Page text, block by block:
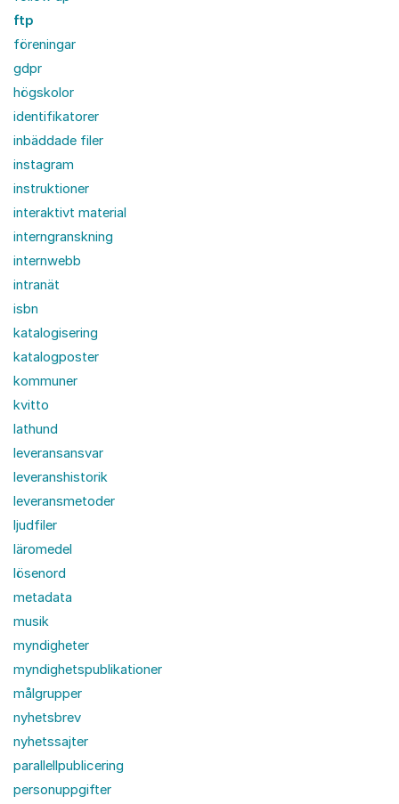
ftp
föreningar
gdpr
högskolor
identifikatorer
inbäddade filer
instagram
instruktioner
interaktivt material
interngranskning
internwebb
intranät
isbn
katalogisering
katalogposter
kommuner
kvitto
lathund
leveransansvar
leveranshistorik
leveransmetoder
ljudfiler
läromedel
lösenord
metadata
musik
myndigheter
myndighetspublikationer
målgrupper
nyhetsbrev
nyhetssajter
parallellpublicering
personuppgifter